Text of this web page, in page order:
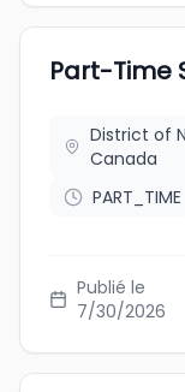
Part-Time
District of
Canada
PART_TIME
Publié le
7/30/2026